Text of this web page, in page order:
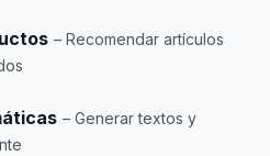
– Recomendar artículos
– Generar textos y